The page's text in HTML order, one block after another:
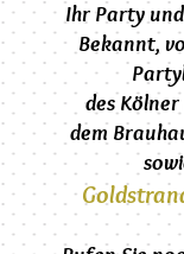
Ihr Party und
Bekannt,
des
dem